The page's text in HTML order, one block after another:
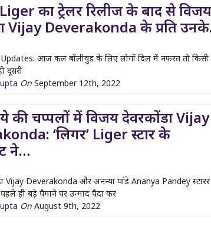
का ट्रेलर रिलीज के बाद से विजय
Vijay Deverakonda के प्रति
आज कल बॉलीवुड के लिए लोगों दिल में नफरत तो
दूसरी
On September 12th, 2022
की चप्पलों में विजय देवरकोंडा Vijay
‘लिगर’ Liger स्टार के
ने…
Vijay Deverakonda और अनन्या पांडे Ananya Pandey स्टारर
पहले ही बड़े पैमाने पर उन्माद पैदा कर
On August 9th, 2022